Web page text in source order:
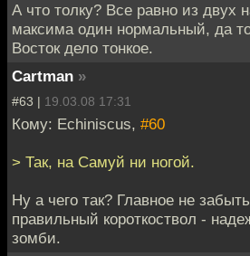
А что толку? Все равно из двух
максима один нормальный, да
Восток дело тонкое.
Cartman »
#63 | 19.03.08 17:31
Кому: Echiniscus, #60
> Так, на Самуй ни ногой.
Ну а чего так? Главное не
правильный короткоствол -
зомби.